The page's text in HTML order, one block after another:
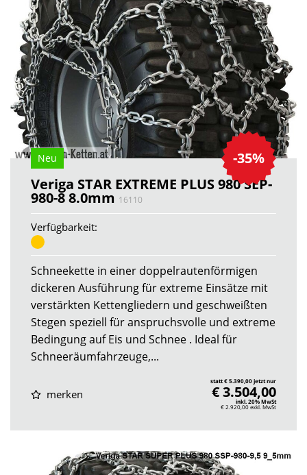
-35%
Neu
Veriga STAR EXTREME PLUS 980 SEP-
980-8 8.0mm 16110
Verfügbarkeit:
Schneekette in einer doppelrautenförmigen
dickeren Ausführung für extreme Einsätze mit
verstärkten Kettengliedern und geschweißten
Stegen speziell für anspruchsvolle und extreme
Bedingung auf Eis und Schnee . Ideal für
Schneeräumfahrzeuge,...
merken
statt € 5.390,00 jetzt nur
€ 3.504,00
inkl. 20% MwSt
€ 2.920,00exkl. MwSt